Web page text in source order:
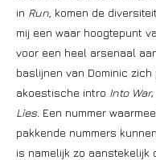
in Run, komen de
mij een waar hoogtepunt
voor een heel arsenaal
baslijnen van Dominic
akoestische intro Into War
Lies. Een nummer
pakkende nummers
is namelijk zo